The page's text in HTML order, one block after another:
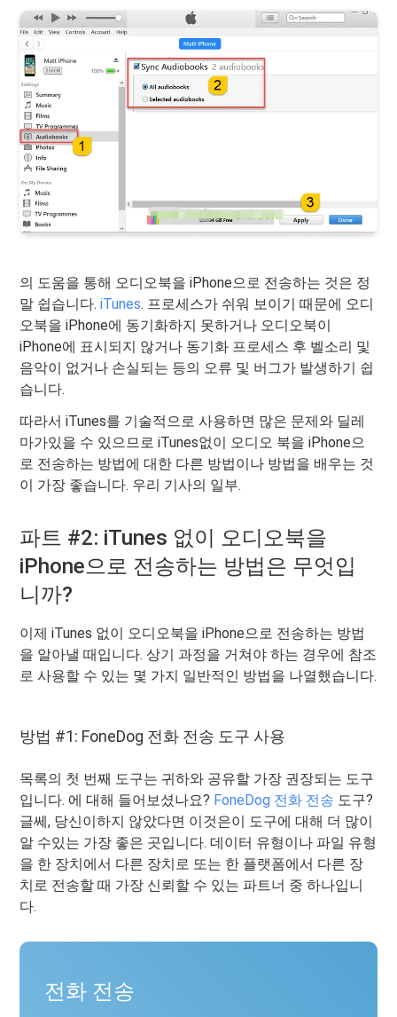
의 도움을 통해 오디오북을 iPhone으로 전송하는 것은 정
말 쉽습니다.iTunes. 프로세스가 쉬워 보이기 때문에 오디
오북을 iPhone에 동기화하지 못하거나 오디오북이
iPhone에 표시되지 않거나 동기화 프로세스 후 벨소리 및
음악이 없거나 손실되는 등의 오류 및 버그가 발생하기 쉽
습니다.
따라서 iTunes를 기술적으로 사용하면 많은 문제와 딜레
마가있을 수 있으므로 iTunes없이 오디오 북을 iPhone으
로 전송하는 방법에 대한 다른 방법이나 방법을 배우는 것
이 가장 좋습니다. 우리 기사의 일부.
파트 #2: iTunes 없이 오디오북을
iPhone으로 전송하는 방법은 무엇입
니까?
이제 iTunes 없이 오디오북을 iPhone으로 전송하는 방법
을 알아낼 때입니다. 상기 과정을 거쳐야 하는 경우에 참조
로 사용할 수 있는 몇 가지 일반적인 방법을 나열했습니다.
방법 #1: FoneDog 전화 전송 도구 사용
목록의 첫 번째 도구는 귀하와 공유할 가장 권장되는 도구
입니다. 에 대해 들어보셨나요? FoneDog 전화 전송 도구?
글쎄, 당신이하지 않았다면 이것은이 도구에 대해 더 많이
알 수있는 가장 좋은 곳입니다. 데이터 유형이나 파일 유형
을 한 장치에서 다른 장치로 또는 한 플랫폼에서 다른 장
치로 전송할 때 가장 신뢰할 수 있는 파트너 중 하나입니
다.
전화 전송